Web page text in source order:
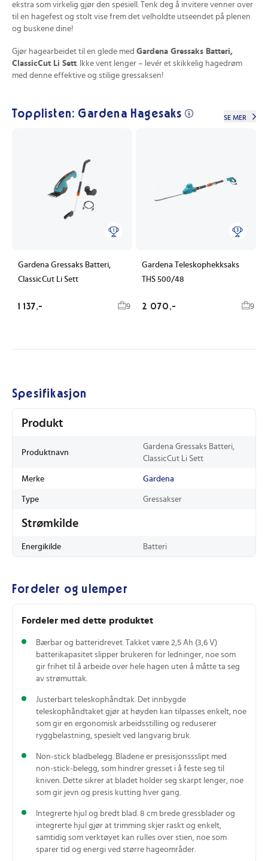
ekstra som virkelig gjør den spesiell. Tenk deg å invitere venner over
til en hagefest og stolt vise frem det velholdte utseendet på plenen
og buskene dine!
Gjør hagearbeidet til en glede med Gardena Gressaks Batteri,
ClassicCut Li Sett. Ikke vent lenger – levér et skikkelig hagedrøm
med denne effektive og stilige gressaksen!
Topplisten: Gardena Hagesaks SE MER
Gardena Gressaks Batteri,
ClassicCut Li Sett
1 137,- 9
Gardena Teleskophekksaks
THS 500/48
2 070,- 9
Spesifikasjon
Produkt
Produktnavn
Gardena Gressaks Batteri,
ClassicCut Li Sett
Merke Gardena
Type Gressakser
Strømkilde
Energikilde Batteri
Fordeler og ulemper
Fordeler med dette produktet
Bærbar og batteridrevet. Takket være 2,5 Ah (3,6 V)
batterikapasitet slipper brukeren for ledninger, noe som
gir frihet til å arbeide over hele hagen uten å måtte ta seg
av strømuttak.
Justerbart teleskophåndtak. Det innbygde
teleskophåndtaket gjør at høyden kan tilpasses enkelt, noe
som gir en ergonomisk arbeidsstilling og reduserer
ryggbelastning, spesielt ved langvarig bruk.
Non-stick bladbelegg. Bladene er presisjonssslipt med
non‑stick‑belegg, som hindrer gresset i å feste seg til
kniven. Dette sikrer at bladet holder seg skarpt lenger, noe
som gir jevn og presis kutting hver gang.
Integrerte hjul og bredt blad. 8 cm brede gressblader og
integrerte hjul gjør at trimming skjer raskt og enkelt,
samtidig som verktøyet kan rulles over stien, noe som
sparer tid og energi ved større hageområder.